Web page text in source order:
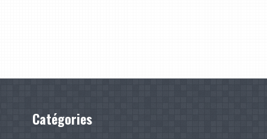
Catégories